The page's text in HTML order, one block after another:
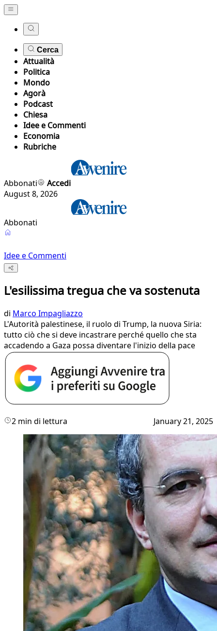
Cerca
Attualità
Politica
Mondo
Agorà
Podcast
Chiesa
Idee e Commenti
Economia
Rubriche
Abbonati
Accedi
August 8, 2026
Abbonati
Idee e Commenti
L'esilissima tregua che va sostenuta
di Marco Impagliazzo
L'Autorità palestinese, il ruolo di Trump, la nuova Siria:
tutto ciò che si deve incastrare perché quello che sta
accadendo a Gaza possa diventare l'inizio della pace
2 min di lettura January 21, 2025